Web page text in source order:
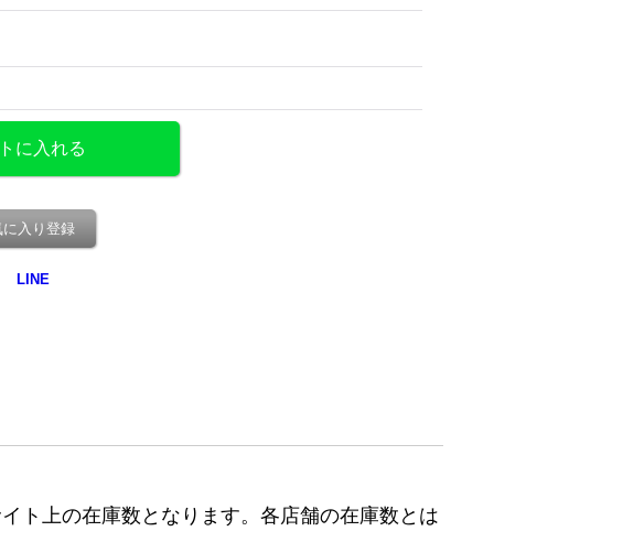
に入り登録
ト上の在庫数となります。各店舗の在庫数とは